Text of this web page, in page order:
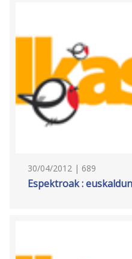
30/04/2012 | 689
Espektroak :